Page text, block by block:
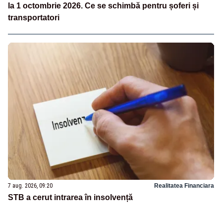
la 1 octombrie 2026. Ce se schimbă pentru șoferi și
transportatori
7 aug. 2026, 09:20 Realitatea Financiara
STB a cerut intrarea în insolvență